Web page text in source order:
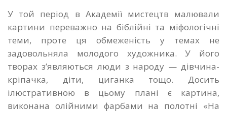
У той період в Академії мистецтв малювали
картини переважно на біблійні та міфологічні
теми, проте ця обмеженість у темах не
задовольняла молодого художника. У його
творах з’являються люди з народу — дівчина-
кріпачка, діти, циганка тощо. Досить
ілюстративною в цьому плані є картина,
виконана олійними фарбами на полотні «На